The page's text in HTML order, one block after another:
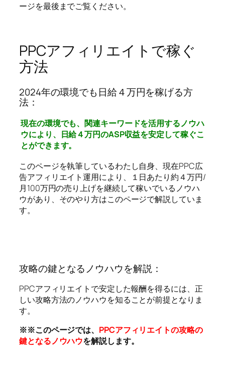
ージを最後までご覧ください。
PPCアフィリエイトで稼ぐ
方法
2024年の環境でも日給４万円を稼げる方
法：
現在の環境でも、関連キーワードを活用するノウハ
ウにより、日給４万円のASP収益を安定して稼ぐこ
とができます。
このページを執筆しているわたし自身、現在PPC広
告アフィリエイト運用により、１日あたり約４万円/
月100万円の売り上げを継続して稼いでいるノウハ
ウがあり、そのやり方はこのページで解説していま
す。
攻略の鍵となるノウハウを解説：
PPCアフィリエイトで安定した報酬を得るには、正
しい攻略方法のノウハウを知ることが前提となりま
す。
※※このページでは、 PPCアフィリエイトの攻略の
鍵となるノウハウを解説します。